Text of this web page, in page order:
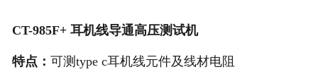
CT-985F+ 耳机线导通高压测试机
特点： 可测type c耳机线元件及线材电阻